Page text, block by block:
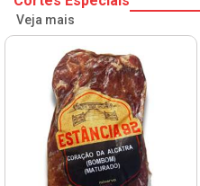
Veja mais